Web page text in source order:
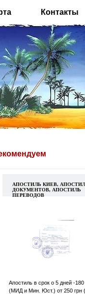
Контакты
АПОСТИЛЬ КИЕВ,
ДОКУМЕНТОВ, АПОСТИЛЬ
ПЕРЕВОДОВ
Апостиль в срок о 5 дней -180
(МИД и Мин. Юст.) от 250 грн